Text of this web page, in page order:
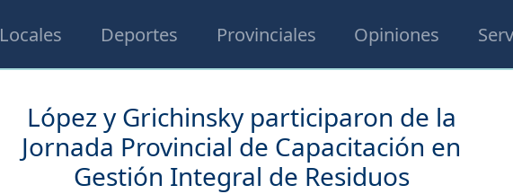
Locales Deportes Provinciales Opiniones
López y Grichinsky participaron de la
Jornada Provincial de Capacitación en
Gestión Integral de Residuos